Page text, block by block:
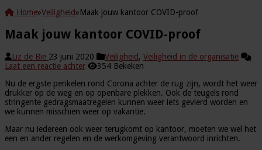
Home»Veiligheid»Maak jouw kantoor COVID-proof
Maak jouw kantoor COVID-proof
Liz de Bie 23 juni 2020 Veiligheid, Veiligheid in de organisatie
Laat een reactie achter
354 Bekeken
Nu de ergste perikelen rond Corona achter de rug zijn, wordt het weer
drukker op de weg en op openbare plekken. Ook de teugels rond
stringente gedragsmaatregelen kunnen weer iets gevierd worden en
we kunnen misschien weer op vakantie.
Maar nu iedereen ook weer terugkomt op kantoor, moeten we wel het
een en ander regelen en de werkomgeving verantwoord inrichten.